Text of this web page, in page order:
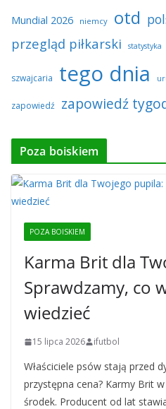
Mundial 2026 niemcy otd
przegląd piłkarski statystyka
szwajcaria tego dnia
zapowiedź zapowiedź
Poza boiskiem
POZA BOISKIEM
Karma Brit dla
Sprawdzamy, co
wiedzieć
15 lipca 2026 ifutbol
Właściciele psów stają przed
przystępna cena? Karmy Brit
środek. Producent od lat